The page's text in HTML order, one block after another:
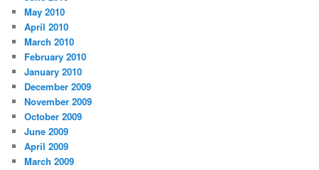
May 2010
April 2010
March 2010
February 2010
January 2010
December 2009
November 2009
October 2009
June 2009
April 2009
March 2009